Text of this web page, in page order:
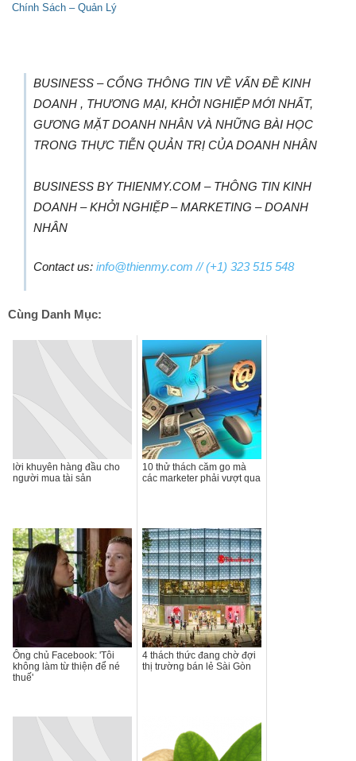
Chính Sách – Quản Lý
BUSINESS – CỔNG THÔNG TIN VỀ VẤN ĐỀ KINH
DOANH , THƯƠNG MẠI, KHỞI NGHIỆP MỚI NHẤT,
GƯƠNG MẶT DOANH NHÂN VÀ NHỮNG BÀI HỌC
TRONG THỰC TIỄN QUẢN TRỊ CỦA DOANH NHÂN
BUSINESS BY THIENMY.COM – THÔNG TIN KINH
DOANH – KHỞI NGHIỆP – MARKETING – DOANH
NHÂN
Contact us: info@thienmy.com // (+1) 323 515 548
Cùng Danh Mục:
lời khuyên hàng đầu cho
người mua tài sản
10 thử thách căm go mà
các marketer phải vượt qua
Ông chủ Facebook: 'Tôi
không làm từ thiện để né
thuế'
4 thách thức đang chờ đợi
thị trường bán lẻ Sài Gòn